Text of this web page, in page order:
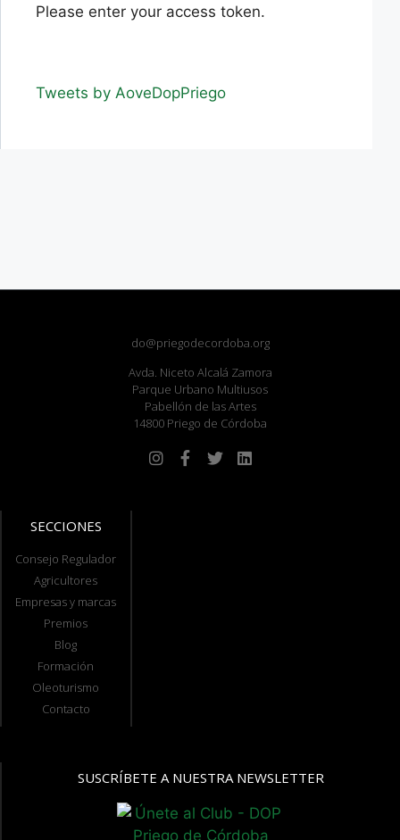
Please enter your access token.
Tweets by AoveDopPriego
do@priegodecordoba.org
Avda. Niceto Alcalá Zamora
Parque Urbano Multiusos
Pabellón de las Artes
14800 Priego de Córdoba
SECCIONES
Consejo Regulador
Agricultores
Empresas y marcas
Premios
Blog
Formación
Oleoturismo
Contacto
SUSCRÍBETE A NUESTRA NEWSLETTER